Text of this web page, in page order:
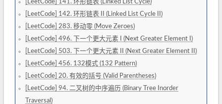
[LeetCode] 141. 环形链表 (Linked List Cycle)
[LeetCode] 142. 环形链表 II (Linked List Cycle II)
[LeetCode] 283. 移动零 (Move Zeroes)
[LeetCode] 496. 下一个更大元素 I (Next Greater Element I)
[LeetCode] 503. 下一个更大元素 II (Next Greater Element II)
[LeetCode] 456. 132模式 (132 Pattern)
[LeetCode] 20. 有效的括号 (Valid Parentheses)
[LeetCode] 94. 二叉树的中序遍历 (Binary Tree Inorder
Traversal)